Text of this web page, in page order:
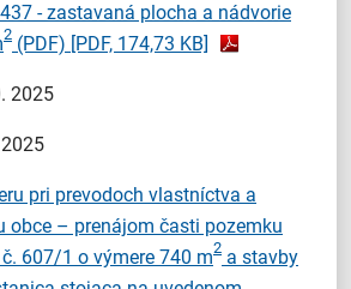
437 - zastavaná plocha a nádvorie
2 (PDF) [PDF, 174,73 KB]
2025
pri prevodoch vlastníctva a
obce – prenájom časti pozemku
č. 607/1 o výmere 740 m2 a stavby